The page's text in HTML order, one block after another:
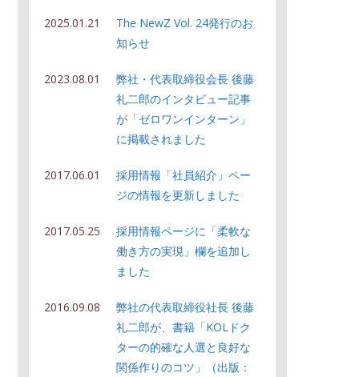
2025.01.21
The NewZ Vol. 24発行のお
知らせ
2023.08.01
弊社・代表取締役会長 後藤
礼二郎のインタビュー記事
が「ゼロワンインターン」
に掲載されました
2017.06.01
採用情報「社員紹介」ペー
ジの情報を更新しました
2017.05.25
採用情報ページに「柔軟な
働き方の実現」欄を追加し
ました
2016.09.08
弊社の代表取締役社長 後藤
礼二郎が、書籍「KOLドク
ターの的確な人選と良好な
関係作りのコツ」（出版：